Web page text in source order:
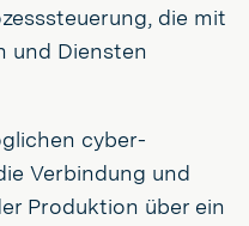
die mit
und Diensten
cyber-
Verbindung und
Produktion über ein